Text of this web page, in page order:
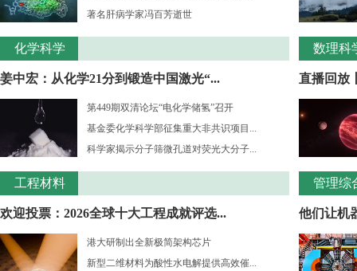
著名肝病学家冯百芳逝世
化学科学
姜中宏：从化学21分到锻造中国激光“...
第449期双清论坛“电化学储氢”召开
基金委化学科学部征集重大非共识项目...
科学家揭示分子筛微孔道对荧光大分子...
工程材料
欢迎投票：2026全球十大工程成就评选...
港大研制出全新极简架构芯片
新型二维材料为酸性水电解提供高效催...
数理科
直播回放
管理综
他们让机